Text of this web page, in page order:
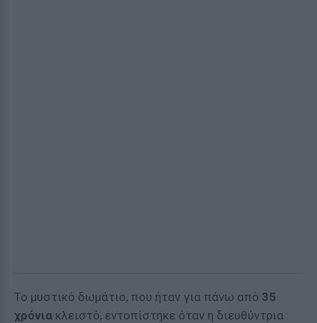
Το μυστικό δωμάτιο, που ήταν για πάνω από 35
χρόνια κλειστό, εντοπίστηκε όταν η διευθύντρια